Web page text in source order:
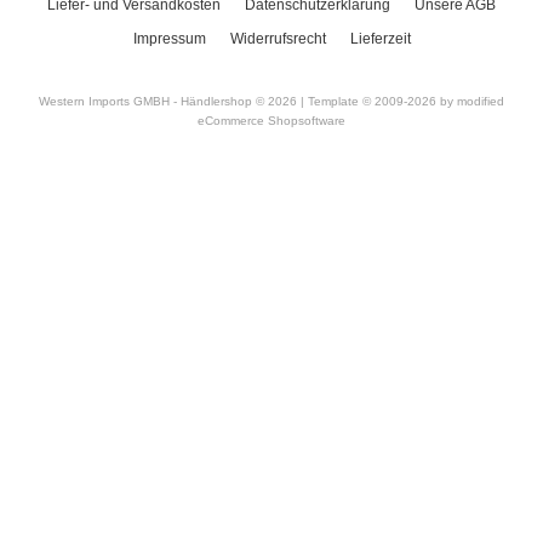
Liefer- und Versandkosten Datenschutzerklärung
Unsere AGB
Impressum
Widerrufsrecht Lieferzeit
Western Imports GMBH - Händlershop © 2026 | Template © 2009-2026 by modified
eCommerce Shopsoftware